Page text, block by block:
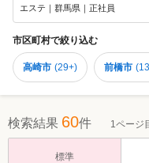
エステ｜群馬県｜正社員
市区町村で絞り込む
高崎市 (29+) 前橋市 (
検索結果 60件 1ページ
標準